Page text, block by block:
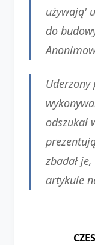
używają'
do
Uderzony
odszukał
zbadał
artykule